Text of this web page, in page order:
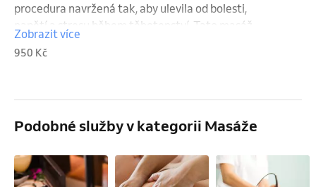
procedura navržená tak, aby ulevila od bolesti,
napětí a stresu během těhotenství. Tato masáž
využívá techniky, které jsou přizpůsobeny potřebám
těhotné ženy a zaměřují se na uvolnění ztuhlých
často postižených v průběhu těhotenství.
Masáž se obvykle provádí v poloze na boku nebo v
polohách, které zajišťují maximální pohodlí a bezpečí
Zobrazit více
950 Kč
Podobné služby v kategorii Masáže